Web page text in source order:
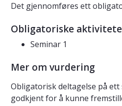
Det gjennomføres ett
Obligatoriske
Seminar 1
Mer om vurdering
Obligatorisk deltagelse på
godkjent for å kunne